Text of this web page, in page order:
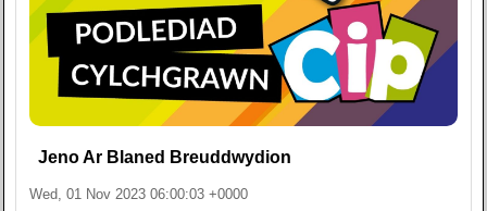
Jeno Ar Blaned Breuddwydion
Wed, 01 Nov 2023 06:00:03 +0000